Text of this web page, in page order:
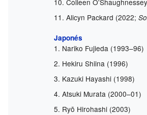
Alicyn Packard (2022;
Japonés
Nariko Fujieda (1993–96)
Hekiru Shiina (1996)
Kazuki Hayashi (1998)
Atsuki Murata (2000–01)
Ryō Hirohashi (2003)